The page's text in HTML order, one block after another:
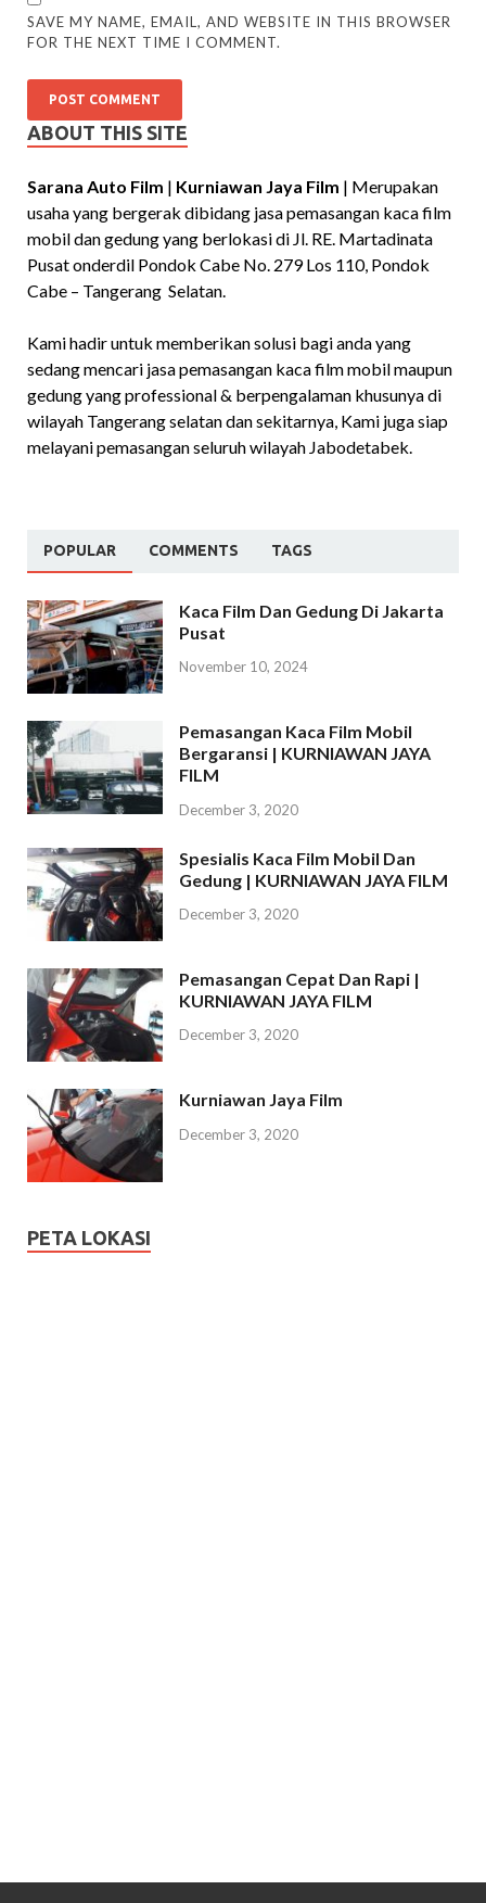
SAVE MY NAME, EMAIL, AND WEBSITE IN THIS BROWSER
FOR THE NEXT TIME I COMMENT.
ABOUT THIS SITE
Sarana Auto Film | Kurniawan Jaya Film | Merupakan
usaha yang bergerak dibidang jasa pemasangan kaca film
mobil dan gedung yang berlokasi di Jl. RE. Martadinata
Pusat onderdil Pondok Cabe No. 279 Los 110, Pondok
Cabe – Tangerang Selatan.
Kami hadir untuk memberikan solusi bagi anda yang
sedang mencari jasa pemasangan kaca film mobil maupun
gedung yang professional & berpengalaman khusunya di
wilayah Tangerang selatan dan sekitarnya, Kami juga siap
melayani pemasangan seluruh wilayah Jabodetabek.
POPULAR COMMENTS TAGS
Kaca Film Dan Gedung Di Jakarta
Pusat
November 10, 2024
Pemasangan Kaca Film Mobil
Bergaransi | KURNIAWAN JAYA
FILM
December 3, 2020
Spesialis Kaca Film Mobil Dan
Gedung | KURNIAWAN JAYA FILM
December 3, 2020
Pemasangan Cepat Dan Rapi |
KURNIAWAN JAYA FILM
December 3, 2020
Kurniawan Jaya Film
December 3, 2020
PETA LOKASI